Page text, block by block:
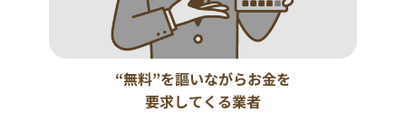
“無料”を謳いながらお金を
要求してくる業者